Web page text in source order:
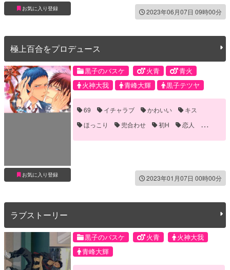
お気に入り登録 2023年06月07日 09時00分
極上百合をプロデュース
お気に入り登録
黒子のバスケ 火青
青火
火神大我
青峰大輝 黒子テツヤ
69 イチャラブ かわいい
キス
ほっこり
兜合わせ 初H
恋人
潮吹き
2023年01月07日 00時00分
ラブストーリー
黒子のバスケ 火青
火神大我
青峰大輝